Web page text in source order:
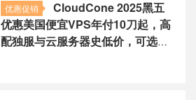
优惠促销
CloudCone 2025黑五
优惠美国便宜VPS年付10刀起，高
配独服与云服务器史低价，可选美